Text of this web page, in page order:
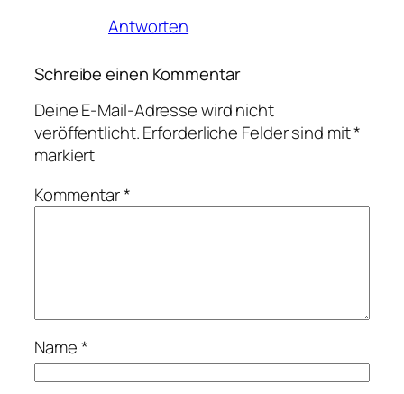
Antworten
Schreibe einen Kommentar
Deine E-Mail-Adresse wird nicht
veröffentlicht.Erforderliche Felder sind mit*
markiert
Kommentar*
Name*